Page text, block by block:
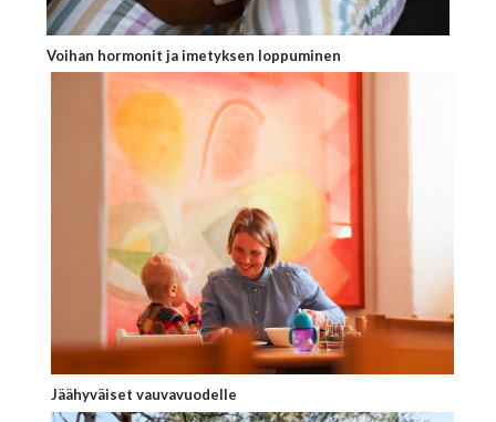
Voihan hormonit ja imetyksen loppuminen
Jäähyväiset vauvavuodelle